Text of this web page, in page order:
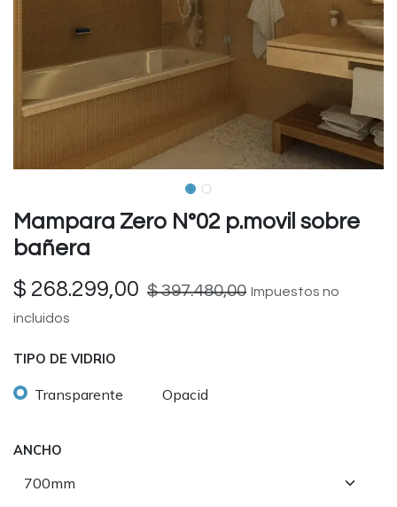
Mampara Zero N°02 p.movil sobre
bañera
$ 268.299,00 $397.480,00 Impuestos no
incluidos
TIPO DE VIDRIO
Transparente Opacid
ANCHO